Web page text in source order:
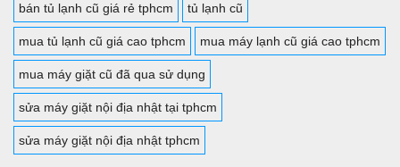
bán tủ lạnh cũ giá rẻ tphcm tủ lạnh cũ
mua tủ lạnh cũ giá cao tphcm mua máy lạnh cũ giá cao tphcm
mua máy giặt cũ đã qua sử dụng
sửa máy giặt nội địa nhật tại tphcm
sửa máy giặt nội địa nhật tphcm